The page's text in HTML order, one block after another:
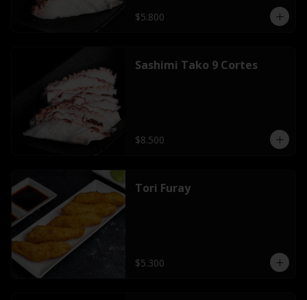
$5.800
Sashimi Tako 9 Cortes
$8.500
Tori Furay
$5.300